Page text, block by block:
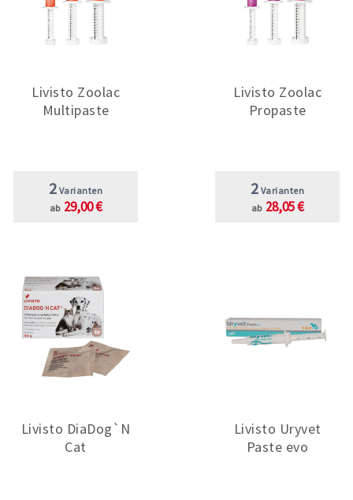
Livisto Zoolac
Multipaste
2 Varianten
ab 29,00 €
Livisto Zoolac
Propaste
2 Varianten
ab 28,05 €
Livisto DiaDog`N
Cat
Livisto Uryvet
Paste evo